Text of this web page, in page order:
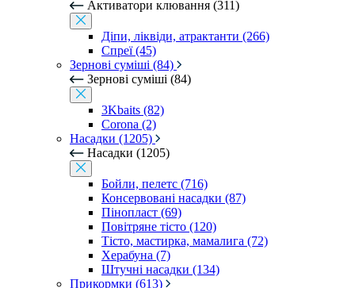
Активатори клювання (311)
Діпи, ліквіди, атрактанти (266)
Спреї (45)
Зернові суміші (84)
Зернові суміші (84)
3Kbaits (82)
Corona (2)
Насадки (1205)
Насадки (1205)
Бойли, пелетс (716)
Консервовані насадки (87)
Пінопласт (69)
Повітряне тісто (120)
Тісто, мастирка, мамалига (72)
Херабуна (7)
Штучні насадки (134)
Прикормки (613)